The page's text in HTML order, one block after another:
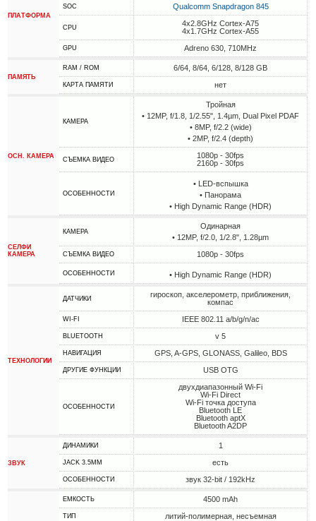
ПЛАТФОРМА
SOC Qualcomm Snapdragon 845
CPU
4x2.8GHz Cortex-A75
4x1.7GHz Cortex-A55
GPU Adreno 630, 710MHz
ПАМЯТЬ
RAM / ROM 6/64, 8/64, 6/128, 8/128 GB
КАРТА ПАМЯТИ нет
ОСН. КАМЕРА
КАМЕРА
Тройная
• 12MP, f/1.8, 1/2.55", 1.4µm, Dual Pixel PDAF
• 8MP, f/2.2 (wide)
• 2MP, f/2.4 (depth)
СЪЕМКА ВИДЕО
1080p - 30fps
2160p - 30fps
ОСОБЕННОСТИ
• LED-вспышка
• Панорама
• High Dynamic Range (HDR)
СЕЛФИ
КАМЕРА
КАМЕРА
Одинарная
• 12MP, f/2.0, 1/2.8", 1.28µm
СЪЕМКА ВИДЕО 1080p - 30fps
ОСОБЕННОСТИ • High Dynamic Range (HDR)
ТЕХНОЛОГИИ
ДАТЧИКИ
гироскоп, акселерометр, приближения,
компас
WI-FI IEEE 802.11 a/b/g/n/ac
BLUETOOTH v 5
НАВИГАЦИЯ GPS, A-GPS, GLONASS, Galileo, BDS
ДРУГИЕ ФУНКЦИИ USB OTG
ОСОБЕННОСТИ
двухдиапазонный Wi-Fi
Wi-Fi Direct
Wi-Fi точка доступа
Bluetooth LE
Bluetooth aptX
Bluetooth A2DP
ЗВУК
ДИНАМИКИ 1
JACK 3.5MM есть
ОСОБЕННОСТИ звук 32-bit / 192kHz
ЕМКОСТЬ 4500 mAh
ТИП литий-полимерная, несъемная